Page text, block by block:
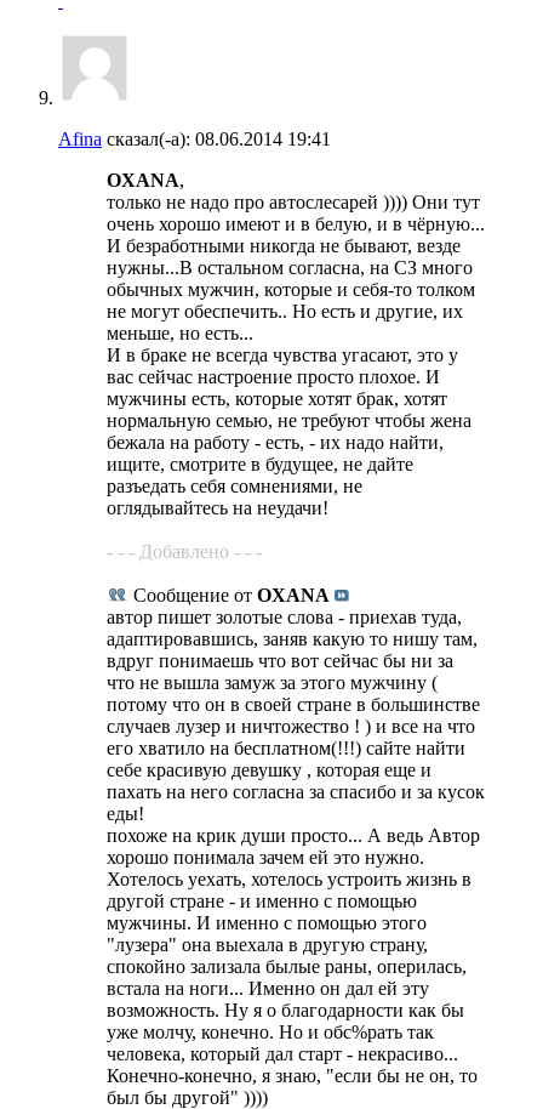
Afina сказал(-а): 08.06.2014 19:41
OXANA,
только не надо про автослесарей )))) Они тут
очень хорошо имеют и в белую, и в чёрную...
И безработными никогда не бывают, везде
нужны...В остальном согласна, на СЗ много
обычных мужчин, которые и себя-то толком
не могут обеспечить.. Но есть и другие, их
меньше, но есть...
И в браке не всегда чувства угасают, это у
вас сейчас настроение просто плохое. И
мужчины есть, которые хотят брак, хотят
нормальную семью, не требуют чтобы жена
бежала на работу - есть, - их надо найти,
ищите, смотрите в будущее, не дайте
разъедать себя сомнениями, не
оглядывайтесь на неудачи!
- - - Добавлено - - -
Сообщение от OXANA
автор пишет золотые слова - приехав туда,
адаптировавшись, заняв какую то нишу там,
вдруг понимаешь что вот сейчас бы ни за
что не вышла замуж за этого мужчину (
потому что он в своей стране в большинстве
случаев лузер и ничтожество ! ) и все на что
его хватило на бесплатном(!!!) сайте найти
себе красивую девушку , которая еще и
пахать на него согласна за спасибо и за кусок
еды!
похоже на крик души просто... А ведь Автор
хорошо понимала зачем ей это нужно.
Хотелось уехать, хотелось устроить жизнь в
другой стране - и именно с помощью
мужчины. И именно с помощью этого
"лузера" она выехала в другую страну,
спокойно зализала былые раны, оперилась,
встала на ноги... Именно он дал ей эту
возможность. Ну я о благодарности как бы
уже молчу, конечно. Но и обс%рать так
человека, который дал старт - некрасиво...
Конечно-конечно, я знаю, "если бы не он, то
был бы другой" ))))